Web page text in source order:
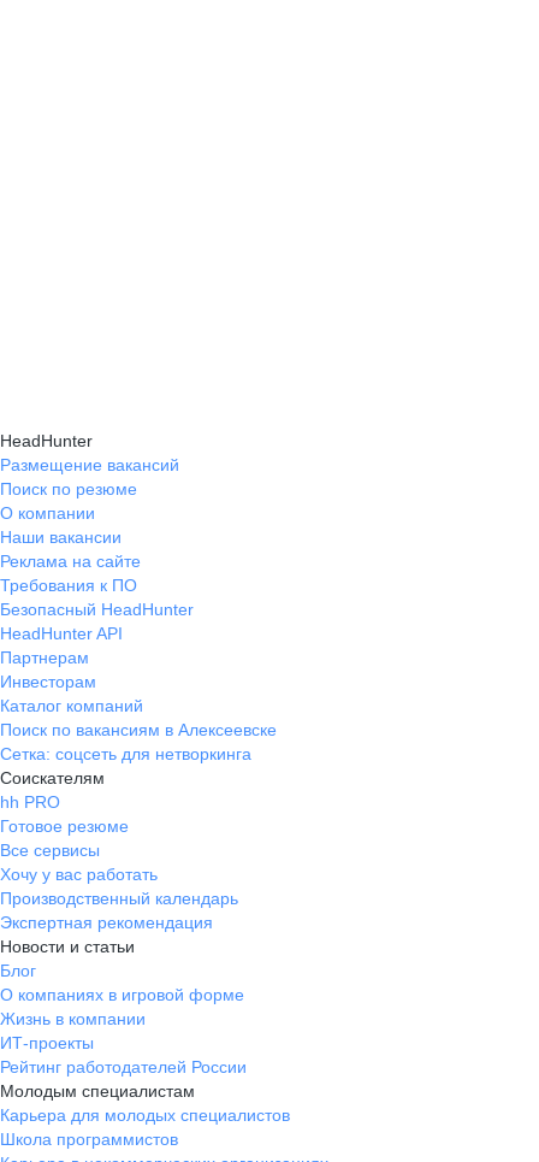
HeadHunter
Размещение вакансий
Поиск по резюме
О компании
Наши вакансии
Реклама на сайте
Требования к ПО
Безопасный HeadHunter
HeadHunter API
Партнерам
Инвесторам
Каталог компаний
Поиск по вакансиям в Алексеевске
Сетка: соцсеть для нетворкинга
Соискателям
hh PRO
Готовое резюме
Все сервисы
Хочу у вас работать
Производственный календарь
Экспертная рекомендация
Новости и статьи
Блог
О компаниях в игровой форме
Жизнь в компании
ИТ-проекты
Рейтинг работодателей России
Молодым специалистам
Карьера для молодых специалистов
Школа программистов